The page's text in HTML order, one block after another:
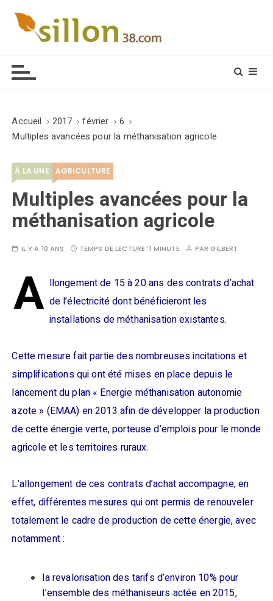
Accueil 2017 février
6
Multiples avancées pour la méthanisation agricole
À LA UNE AGRICULTURE
Multiples avancées pour la
méthanisation agricole
IL Y A 10 ANS TEMPS DE LECTURE :1 MINUTE PARGILBERT
A llongement de 15 à 20 ans des contrats d’achat
de l’électricité dont bénéficieront les
installations de méthanisation existantes.
Cette mesure fait partie des nombreuses incitations et
simplifications qui ont été mises en place depuis le
lancement du plan « Energie méthanisation autonomie
azote » (EMAA) en 2013 afin de développer la production
de cette énergie verte, porteuse d’emplois pour le monde
agricole et les territoires ruraux.
L’allongement de ces contrats d’achat accompagne, en
effet, différentes mesures qui ont permis de renouveler
totalement le cadre de production de cette énergie, avec
notamment :
la revalorisation des tarifs d’environ 10% pour
l’ensemble des méthaniseurs actée en 2015,